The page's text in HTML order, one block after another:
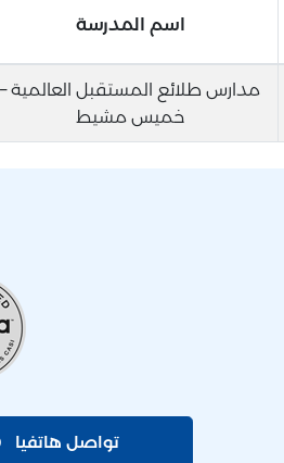
اسم المدرسة
مدارس طلائع المستقبل العالمية –
خميس مشيط
تواصل هاتفيا